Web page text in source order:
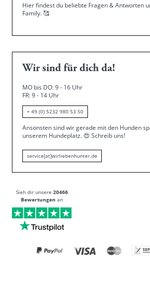
Hier findest du beliebte Fragen & Antworten
Family.🥰
Wir sind für dich da!
MO bis DO: 9 - 16 Uhr
FR: 9 - 14 Uhr
+ 49 (0) 5232 980 53 50
Ansonsten sind wir gerade mit den Hunden
unserem Hundeplatz. 😍 Schreib uns!
service[at]wirliebenhunter.de
Sieh dir unsere 20466
Bewertungen an